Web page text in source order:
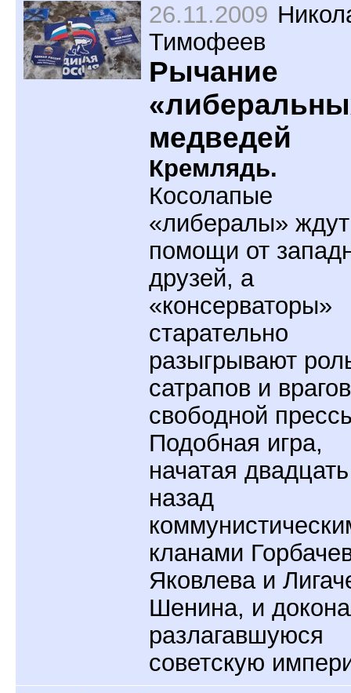
26.11.2009
Тимофеев
Рычание
медведей
Кремлядь.
Косолапые
«либералы» ждут
помощи от
друзей, а
«консерваторы»
старательно
разыгрывают
сатрапов и врагов
свободной
Подобная игра,
начатая
назад
кланами
Яковлева и
Шенина, и
разлагавшуюся
советскую